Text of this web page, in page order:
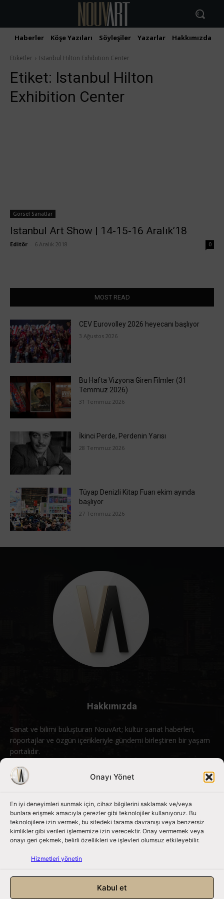
Onayı Yönet
En iyi deneyimleri sunmak için, cihaz bilgilerini saklamak ve/veya
bunlara erişmek amacıyla çerezler gibi teknolojiler kullanıyoruz. Bu
teknolojilere izin vermek, bu sitedeki tarama davranışı veya benzersiz
kimlikler gibi verileri işlememize izin verecektir. Onay vermemek veya
onayı geri çekmek, belirli özellikleri ve işlevleri olumsuz etkileyebilir.
Hizmetleri yönetin
Kabul et
Haberler Köşe Yazıları Söyleşiler Yazarlar Hakkımızda
Etiketler Istanbul Hilton Exhibition Center
Etiket: Istanbul Hilton
Exhibition Center
Görsel Sanatlar
Istanbul Art Show | 14-15-16 Aralık’18
Editör 6 Aralık 2018 0
MOST READ
CEV Eurovolley 2026 heyecanı başlıyor
3 Ağustos 2026
Bu Hafta Vizyona Giren Filmler (31
Temmuz 2026)
31 Temmuz 2026
İkinci Perde, Perdenin Yarısı
28 Temmuz 2026
Tüyap Denizli Kitap Fuarı ekim ayında
başlıyor
27 Temmuz 2026
Hakkımızda
Sanat ve bilimi buluşturan NouvArt; kültür sanat haberleri,
röportajlar ve özgün içerikleriyle gündemi birleştiren bir yaşam
portalıdır.
Bizimle iletişime geçin: info@nouvart.net
Bizi Takip Edin